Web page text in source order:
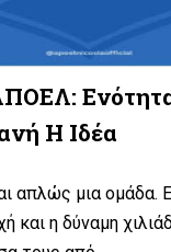
Η Ιδέα
απλώς μια ομάδα.
και η δύναμη